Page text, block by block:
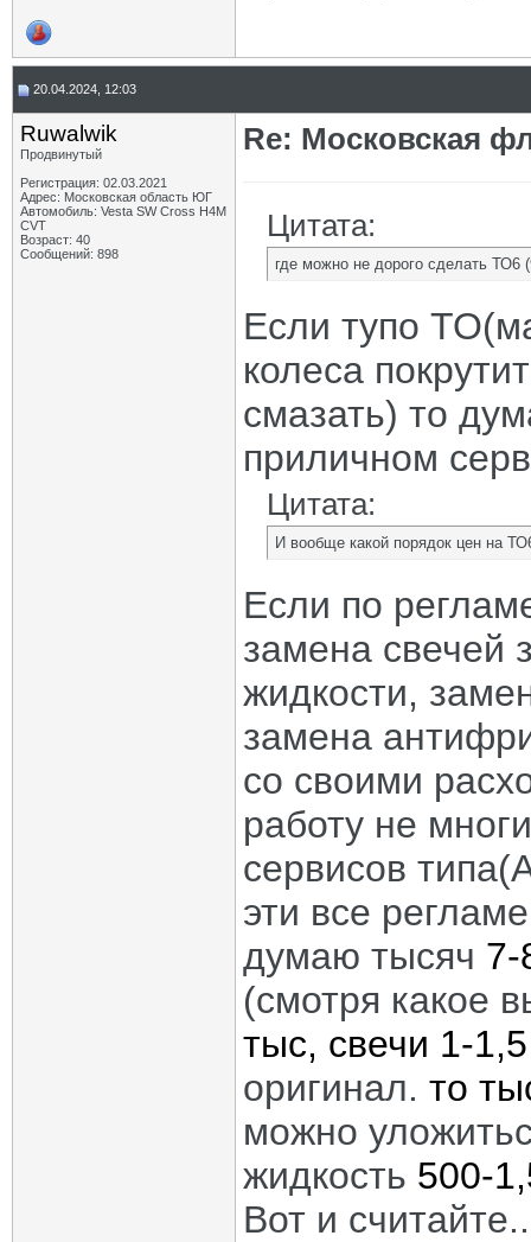
20.04.2024, 12:03
Ruwalwik
Продвинутый
Регистрация: 02.03.2021
Адрес: Московская область ЮГ
Автомобиль: Vesta SW Cross H4M
CVT
Возраст: 40
Сообщений: 898
Re: Московская
Цитата:
где можно не дорого сделать ТО6
Если тупо
колеса
смазать) то
приличном
Цитата:
И вообще какой порядок цен на
Если по
замена свечей
жидкости,
замена
со своими
работу не
сервисов
эти все
думаю тысяч 7-
(смотря какое
тыс, свечи 1-
оригинал. то
можно
жидкость 500-
Вот и